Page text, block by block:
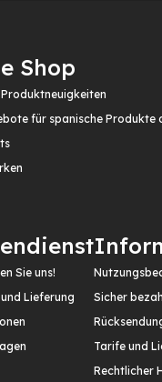
Shop
für spanische Produkte
Sie uns!
Lieferung
Sicher
Tarife und
Rechtlicher